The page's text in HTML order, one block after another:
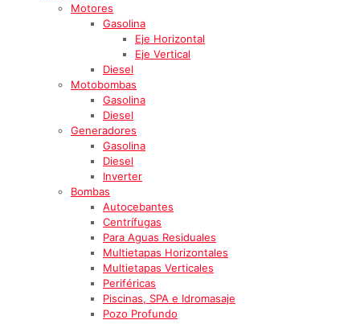
Motores
Gasolina
Eje Horizontal
Eje Vertical
Diesel
Motobombas
Gasolina
Diesel
Generadores
Gasolina
Diesel
Inverter
Bombas
Autocebantes
Centrífugas
Para Aguas Residuales
Multietapas Horizontales
Multietapas Verticales
Periféricas
Piscinas, SPA e Idromasaje
Pozo Profundo